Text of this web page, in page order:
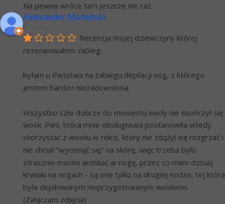
Na pewno wróce tam jeszcze nie raz.
Aleksander Mariański
Recenzja mojej dziewczyny której
rezerwowalem zabieg:
byłam u Państwa na zabiegu depilacji nóg, z którego
jestem bardzo niezadowolona.
Wszystko szło dobrze do momentu kiedy nie skończył się
wosk. Pani, która mnie obsługiwała postanowiła wtedy
skorzystać z wosku w rolce, który nie zdążyl się rozgrzać i
nie chciał "wycisnąć się" na skórę, więc trzeba było
strasznie mocno wciskać w nogę, przez co mam dzisiaj
krwiaki na nogach - są one tylko na drugiej nodze, tej która
była depilowanym nieprzygotowanym woskiem.
(Załączam zdjęcia)